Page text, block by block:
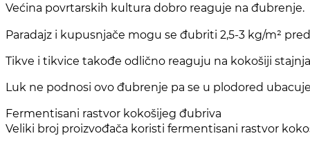
Većina povrtarskih kultura dobro reaguje na đubrenje.
Paradajz i kupusnjače mogu se đubriti 2,5-3 kg/m²
Tikve i tikvice takođe odlično reaguju na kokošiji
Luk ne podnosi ovo đubrenje pa se u plodored
Fermentisani rastvor kokošijeg đubriva
Veliki broj proizvođača koristi fermentisani rastvor